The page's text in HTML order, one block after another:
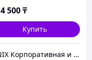
4 500₸
Купить
FENIX Корпоративная и школьная форма